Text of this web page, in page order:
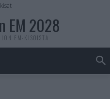
EM 2028
EM-KISOISTA